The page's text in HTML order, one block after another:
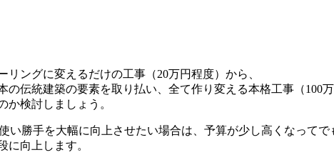
ングに変えるだけの工事（20万円程度）から、
伝統建築の要素を取り払い、全て作り変える本格工事（100
か検討しましょう。
勝手を大幅に向上させたい場合は、予算が少し高くなって
に向上します。